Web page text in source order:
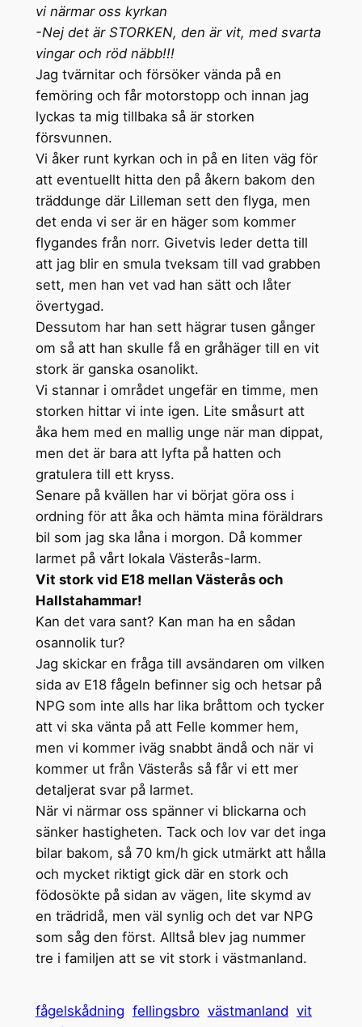
vi närmar oss kyrkan
-Nej det är STORKEN, den är vit, med svarta
vingar och röd näbb!!!
Jag tvärnitar och försöker vända på en
femöring och får motorstopp och innan jag
lyckas ta mig tillbaka så är storken
försvunnen.
Vi åker runt kyrkan och in på en liten väg för
att eventuellt hitta den på åkern bakom den
träddunge där Lilleman sett den flyga, men
det enda vi ser är en häger som kommer
flygandes från norr. Givetvis leder detta till
att jag blir en smula tveksam till vad grabben
sett, men han vet vad han sätt och låter
övertygad.
Dessutom har han sett hägrar tusen gånger
om så att han skulle få en gråhäger till en vit
stork är ganska osanolikt.
Vi stannar i området ungefär en timme, men
storken hittar vi inte igen. Lite småsurt att
åka hem med en mallig unge när man dippat,
men det är bara att lyfta på hatten och
gratulera till ett kryss.
Senare på kvällen har vi börjat göra oss i
ordning för att åka och hämta mina föräldrars
bil som jag ska låna i morgon. Då kommer
larmet på vårt lokala Västerås-larm.
Vit stork vid E18 mellan Västerås och
Hallstahammar!
Kan det vara sant? Kan man ha en sådan
osannolik tur?
Jag skickar en fråga till avsändaren om vilken
sida av E18 fågeln befinner sig och hetsar på
NPG som inte alls har lika bråttom och tycker
att vi ska vänta på att Felle kommer hem,
men vi kommer iväg snabbt ändå och när vi
kommer ut från Västerås så får vi ett mer
detaljerat svar på larmet.
När vi närmar oss spänner vi blickarna och
sänker hastigheten. Tack och lov var det inga
bilar bakom, så 70 km/h gick utmärkt att hålla
och mycket riktigt gick där en stork och
födosökte på sidan av vägen, lite skymd av
en trädridå, men väl synlig och det var NPG
som såg den först. Alltså blev jag nummer
tre i familjen att se vit stork i västmanland.
fågelskådning fellingsbro västmanland vit